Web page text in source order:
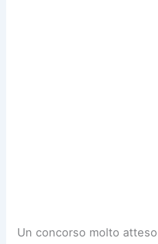
Un concorso molto atteso